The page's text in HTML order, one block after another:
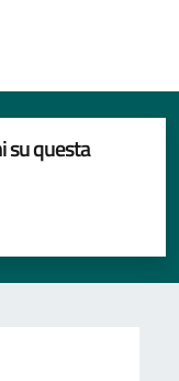
su questa